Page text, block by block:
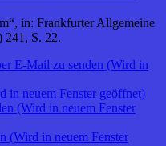
in: Frankfurter Allgemeine
241, S. 22.
E-Mail zu senden (Wird in
in neuem Fenster geöffnet)
(Wird in neuem Fenster
(Wird in neuem Fenster